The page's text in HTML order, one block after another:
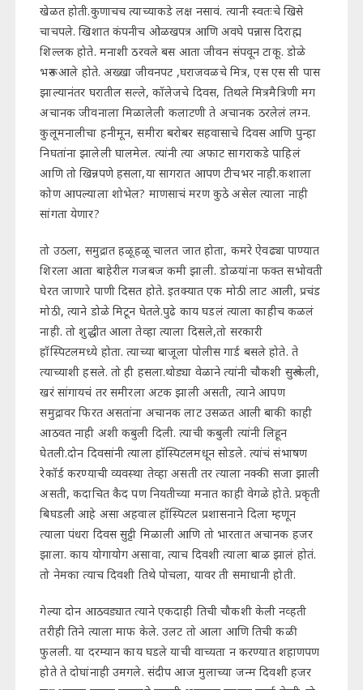
खेळत होती.कुणाचच त्याच्याकडे लक्ष नसावं. त्यानी स्वतःचे खिसे
चाचपले. खिशात कंपनीच ओळखपत्र आणि अवघे पन्नास दिराह्म
शिल्लक होते. मनाशी ठरवले बस आता जीवन संपवून टाकू. डोळे
भरून आले होते. अख्खा जीवनपट ,घराजवळचे मित्र, एस एस सी पास
झाल्यानंतर घरातील सल्ले, कॉलेजचे दिवस, तिथले मित्रमैत्रिणी मग
अचानक जीवनाला मिळालेली कलाटणी ते अचानक ठरलेलं लग्न.
कुलूमनालीचा हनीमून, समीरा बरोबर सहवासाचे दिवस आणि पुन्हा
निघतांना झालेली घालमेल. त्यांनी त्या अफाट सागराकडे पाहिलं
आणि तो खिन्नपणे हसला,या सागरात आपण टीचभर नाही.कशाला
कोण आपल्याला शोभेल? माणसाचं मरण कुठे असेल त्याला नाही
सांगता येणार?
तो उठला, समुद्रात हळूहळू चालत जात होता, कमरे ऐवढ्या पाण्यात
शिरला आता बाहेरील गजबज कमी झाली. डोळयांना फक्त सभोवती
घेरत जाणारे पाणी दिसत होते. इतक्यात एक मोठी लाट आली, प्रचंड
मोठी, त्याने डोळे मिटून घेतले.पुढे काय घडलं त्याला काहीच कळलं
नाही. तो शुद्धीत आला तेव्हा त्याला दिसले,तो सरकारी
हॉस्पिटलमध्ये होता. त्याच्या बाजूला पोलीस गार्ड बसले होते. ते
त्याच्याशी हसले. तो ही हसला.थोड्या वेळाने त्यांनी चौकशी सुरू केली,
खरं सांगायचं तर समीरला अटक झाली असती, त्याने आपण
समुद्रावर फिरत असतांना अचानक लाट उसळत आली बाकी काही
आठवत नाही अशी कबुली दिली. त्याची कबुली त्यांनी लिहून
घेतली.दोन दिवसांनी त्याला हॉस्पिटलमधून सोडले. त्यांचं संभाषण
रेकॉर्ड करण्याची व्यवस्था तेव्हा असती तर त्याला नक्की सजा झाली
असती, कदाचित कैद पण नियतीच्या मनात काही वेगळे होते. प्रकृती
बिघडली आहे असा अहवाल हॉस्पिटल प्रशासनाने दिला म्हणून
त्याला पंधरा दिवस सुट्टी मिळाली आणि तो भारतात अचानक हजर
झाला. काय योगायोग असावा, त्याच दिवशी त्याला बाळ झालं होतं.
तो नेमका त्याच दिवशी तिथे पोचला, यावर ती समाधानी होती.
गेल्या दोन आठवड्यात त्याने एकदाही तिची चौकशी केली नव्हती
तरीही तिने त्याला माफ केले. उलट तो आला आणि तिची कळी
फुलली. या दरम्यान काय घडले याची वाच्यता न करण्यात शहाणपण
होते ते दोघांनाही उमगले. संदीप आज मुलाच्या जन्म दिवशी हजर